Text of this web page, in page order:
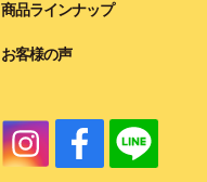
商品ラインナップ
お客様の声